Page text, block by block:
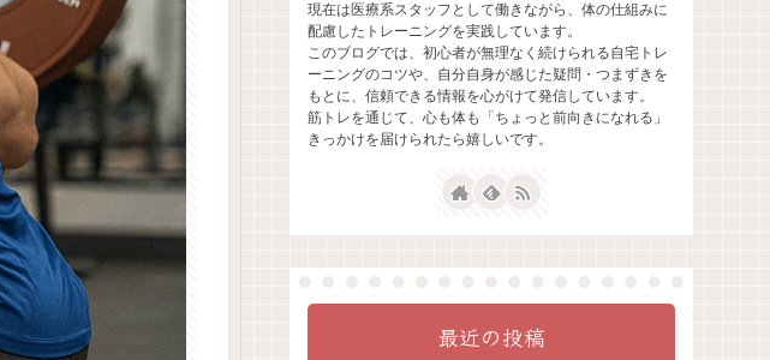
現在は医療系スタッフとして働きながら、体の仕組みに
配慮したトレーニングを実践しています。
このブログでは、初心者が無理なく続けられる自宅トレ
ーニングのコツや、自分自身が感じた疑問・つまずきを
もとに、信頼できる情報を心がけて発信しています。
筋トレを通じて、心も体も「ちょっと前向きになれる」
きっかけを届けられたら嬉しいです。
最近の投稿